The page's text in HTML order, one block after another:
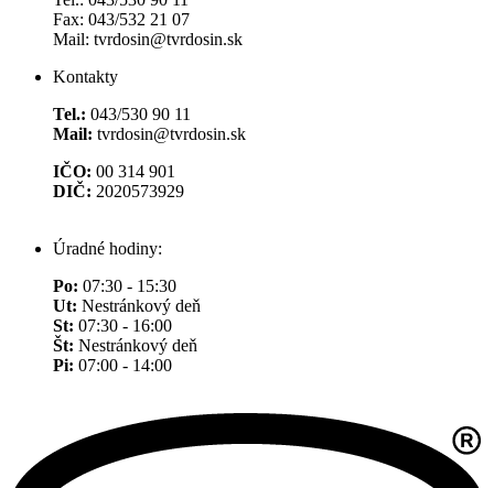
Fax: 043/532 21 07
Mail: tvrdosin@tvrdosin.sk
Kontakty
Tel.: 043/530 90 11
Mail: tvrdosin@tvrdosin.sk
IČO: 00 314 901
DIČ: 2020573929
Úradné hodiny:
Po: 07:30 - 15:30
Ut: Nestránkový deň
St: 07:30 - 16:00
Št: Nestránkový deň
Pi: 07:00 - 14:00